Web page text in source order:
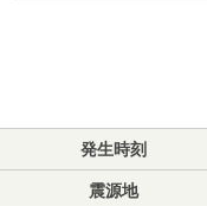
発生時刻
震源地